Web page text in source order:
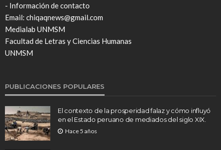
- Información de contacto
Email: chiqaqnews@gmail.com
Medialab UNMSM
Facultad de Letras y Ciencias Humanas
UNMSM
PUBLICACIONES POPULARES
El contexto de la prosperidad falaz y cómo influyó
en el Estado peruano de mediados del siglo XIX.
Hace 5 años